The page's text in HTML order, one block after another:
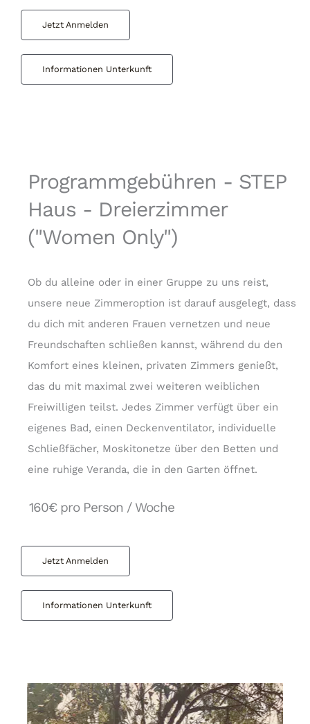
Jetzt Anmelden
Informationen Unterkunft
Programmgebühren - STEP
Haus - Dreierzimmer
("Women Only")
Ob du alleine oder in einer Gruppe zu uns reist,
unsere neue Zimmeroption ist darauf ausgelegt, dass
du dich mit anderen Frauen vernetzen und neue
Freundschaften schließen kannst, während du den
Komfort eines kleinen, privaten Zimmers genießt,
das du mit maximal zwei weiteren weiblichen
Freiwilligen teilst. Jedes Zimmer verfügt über ein
eigenes Bad, einen Deckenventilator, individuelle
Schließfächer, Moskitonetze über den Betten und
eine ruhige Veranda, die in den Garten öffnet.
160€ pro Person / Woche
Jetzt Anmelden
Informationen Unterkunft